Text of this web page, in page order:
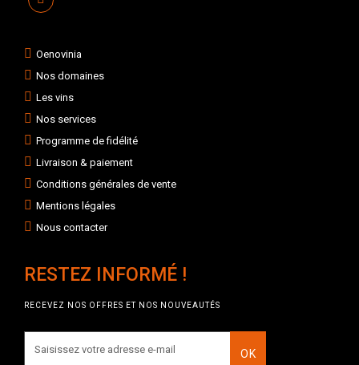
Oenovinia
Nos domaines
Les vins
Nos services
Programme de fidélité
Livraison & paiement
Conditions générales de vente
Mentions légales
Nous contacter
RESTEZ INFORMÉ !
RECEVEZ NOS OFFRES ET NOS NOUVEAUTÉS
OK